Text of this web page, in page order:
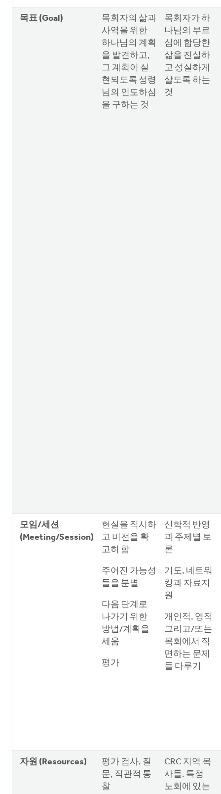
목표 (Goal)
목회자의 삶과
사역을 위한
하나님의 계획
을 발견하고,
그 계획이 실
현되도록 성령
님의 인도하심
을 구하는 것
목회자가 하
나님의 부르
심에 합당한
삶을 진실하
고 성실하게
살도록 하는
것
모임/세션
(Meeting/Session)
현실을 직시하
고 비전을 확
고히 함
주어진 가능성
들을 분별
다음 단계로
나가기 위한
방법/계획을
세움
평가
신학적 반영
과 주제별 토
론
기도, 네트워
킹과 자료지
원
개인적, 영적
그리고/또는
목회에서 직
면하는 문제
들 다루기
자원 (Resources)
평가 검사, 질
문, 직관적 통
찰
CRC 지역 목
사들. 특정
노회에 있는